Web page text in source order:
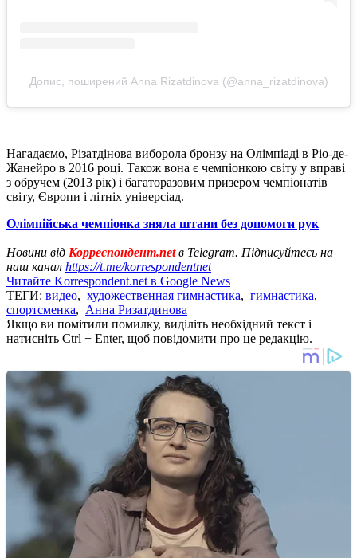
Допис, поширений Anna Rizatdinova (@anna_rizatdinova)
Нагадаємо, Різатдінова виборола бронзу на Олімпіаді в Ріо-де-
Жанейро в 2016 році. Також вона є чемпіонкою світу у вправі
з обручем (2013 рік) і багаторазовим призером чемпіонатів
світу, Європи і літніх універсіад.
Олімпійська чемпіонка зняла штани без допомоги рук
Новини від Корреспондент.netв Telegram. Підписуйтесь на
наш канал https://t.me/korrespondentnet
Читайте Korrespondent.net в Google News
ТЕГИ: видео, художественная гимнастика, гимнастика,
спортсменка, Анна Ризатдинова
Якщо ви помітили помилку, виділіть необхідний текст і
натисніть Ctrl + Enter, щоб повідомити про це редакцію.